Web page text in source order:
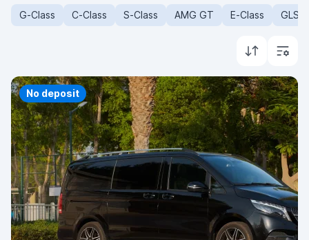
G-Class C-Class S-Class AMG GT E-Class GLS-
No deposit